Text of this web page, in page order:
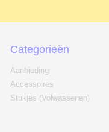
Categorieën
Aanbieding
Accessoires
Stukjes (Volwassenen)